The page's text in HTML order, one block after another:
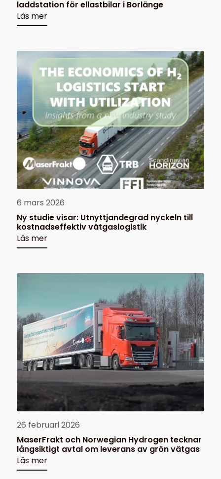
laddstation för ellastbilar i Borlänge
Läs mer
6 mars 2026
Ny studie visar: Utnyttjandegrad nyckeln till
kostnadseffektiv vätgaslogistik
Läs mer
26 februari 2026
MaserFrakt och Norwegian Hydrogen tecknar
långsiktigt avtal om leverans av grön vätgas
Läs mer